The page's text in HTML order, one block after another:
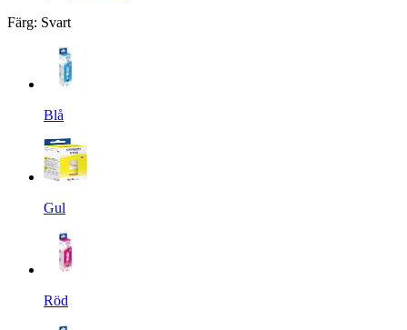
Färg: Svart
Blå
Gul
Röd